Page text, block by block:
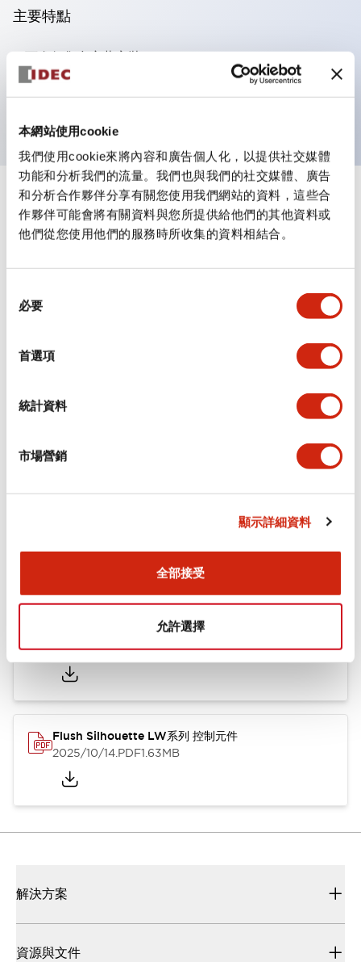
本網站使用cookie
我們使用cookie來將內容和廣告個人化，以提供社交媒體
功能和分析我們的流量。我們也與我們的社交媒體、廣告
和分析合作夥伴分享有關您使用我們網站的資料，這些合
作夥伴可能會將有關資料與您所提供給他們的其他資料或
他們從您使用他們的服務時所收集的資料相結合。
必要
首選項
統計資料
市場營銷
顯示詳細資料
全部接受
允許選擇
主要特點
可進行集合密著安裝
附鎖選擇開關採用高安全性的彈子鎖結構
規格 顯示全部
審美規範
安裝和安裝規範
認證與標準
Flush Silhouette LW系列 控制元件 (英文版)
2025/09/19.PDF1.23MB
Flush Silhouette LW系列 控制元件
2025/10/14.PDF1.63MB
解決方案
資源與文件